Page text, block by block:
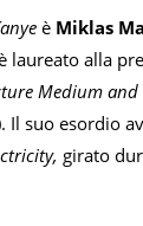
è Miklas
laureato alla
Medium and
Il suo esordio
girato